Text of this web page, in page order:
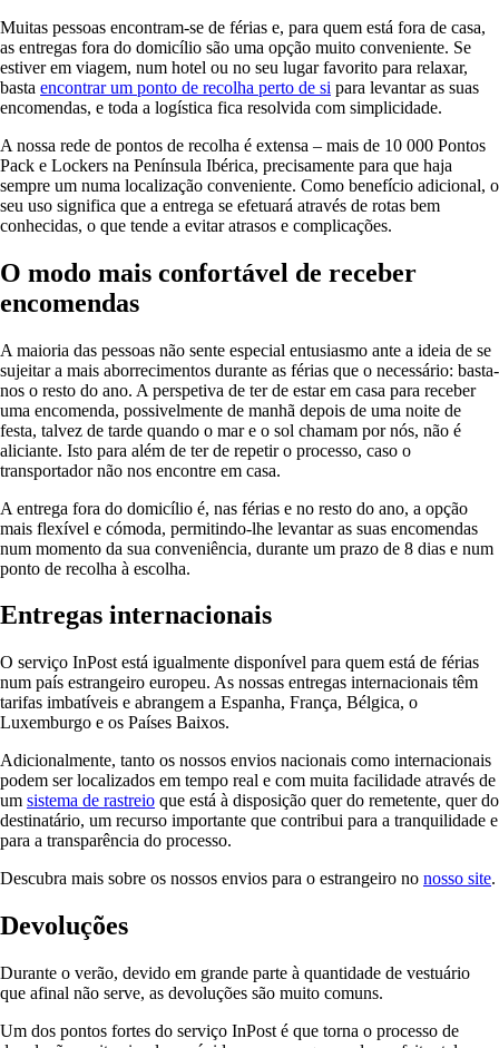
Muitas pessoas encontram-se de férias e, para quem está fora de casa,
as entregas fora do domicílio são uma opção muito conveniente. Se
estiver em viagem, num hotel ou no seu lugar favorito para relaxar,
basta encontrar um ponto de recolha perto de si para levantar as suas
encomendas, e toda a logística fica resolvida com simplicidade.
A nossa rede de pontos de recolha é extensa – mais de 10 000 Pontos
Pack e Lockers na Península Ibérica, precisamente para que haja
sempre um numa localização conveniente. Como benefício adicional, o
seu uso significa que a entrega se efetuará através de rotas bem
conhecidas, o que tende a evitar atrasos e complicações.
O modo mais confortável de receber
encomendas
A maioria das pessoas não sente especial entusiasmo ante a ideia de se
sujeitar a mais aborrecimentos durante as férias que o necessário: basta-
nos o resto do ano. A perspetiva de ter de estar em casa para receber
uma encomenda, possivelmente de manhã depois de uma noite de
festa, talvez de tarde quando o mar e o sol chamam por nós, não é
aliciante. Isto para além de ter de repetir o processo, caso o
transportador não nos encontre em casa.
A entrega fora do domicílio é, nas férias e no resto do ano, a opção
mais flexível e cómoda, permitindo-lhe levantar as suas encomendas
num momento da sua conveniência, durante um prazo de 8 dias e num
ponto de recolha à escolha.
Entregas internacionais
O serviço InPost está igualmente disponível para quem está de férias
num país estrangeiro europeu. As nossas entregas internacionais têm
tarifas imbatíveis e abrangem a Espanha, França, Bélgica, o
Luxemburgo e os Países Baixos.
Adicionalmente, tanto os nossos envios nacionais como internacionais
podem ser localizados em tempo real e com muita facilidade através de
um sistema de rastreio que está à disposição quer do remetente, quer do
destinatário, um recurso importante que contribui para a tranquilidade e
para a transparência do processo.
Descubra mais sobre os nossos envios para o estrangeiro no nosso site.
Devoluções
Durante o verão, devido em grande parte à quantidade de vestuário
que afinal não serve, as devoluções são muito comuns.
Um dos pontos fortes do serviço InPost é que torna o processo de